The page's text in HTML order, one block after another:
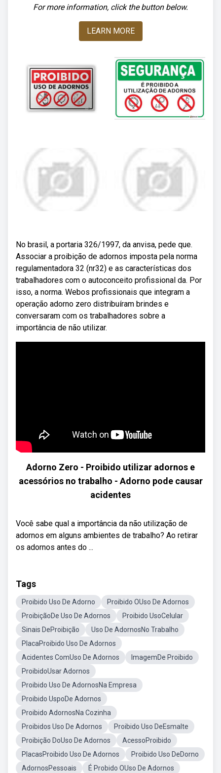
For more information, click the button below.
LEARN MORE
No brasil, a portaria 326/1997, da anvisa, pede que.
Associar a proibição de adornos imposta pela norma
regulamentadora 32 (nr32) e as características dos
trabalhadores com o autoconceito profissional da. Por
isso, a norma. Webos profissionais que integram a
operação adorno zero distribuíram brindes e
conversaram com os trabalhadores sobre a
importância de não utilizar.
Adorno Zero - Proibido utilizar adornos e
acessórios no trabalho - Adorno pode causar
acidentes
Você sabe qual a importância da não utilização de
adornos em alguns ambientes de trabalho? Ao retirar
os adornos antes do ...
Tags
Proibido Uso De Adorno
Proibido OUso De Adornos
ProibiçãoDe Uso De Adornos
Proibido UsoCelular
Sinais DeProibição
Uso De AdornosNo Trabalho
PlacaProibido Uso De Adornos
Acidentes ComUso De Adornos
ImagemDe Proibido
ProibidoUsar Adornos
Proibido Uso De AdornosNa Empresa
Proibido UspoDe Adornos
Proibido AdornosNa Cozinha
Proibidos Uso De Adornos
Proibido Uso DeEsmalte
Proibição DoUso De Adornos
AcessoProibido
PlacasProibido Uso De Adornos
Proibido Uso DeDorno
AdornosPessoais
É Probido OUso De Adornos